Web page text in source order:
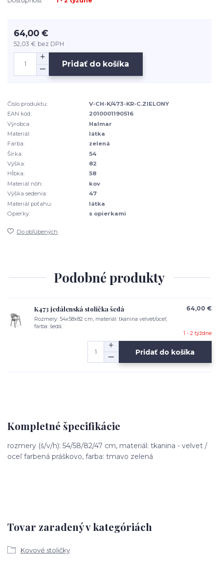
64,00 €
52,03 € bez DPH
Pridať do košíka
Číslo produktu:
V-CH-K/473-KR-C.ZIELONY
EAN kód:
2010001190516
Výrobca:
Halmar
Materiál:
látka
Farba:
zelená
Šírka:
54
Výška:
82
Hĺbka:
58
Materiál nôh:
kov
Výška sedenia:
47
Materiál poťahu:
látka
Opierky:
s opierkami
Do obľúbených
Podobné produkty
K473 jedálenská stolička šedá
Rozmery: 54x58x82 cm, materiál: tkanina velvet/oceľ,
farba: šedá.
64,00 €
1 - 2 týždne
Pridať do košíka
Kompletné špecifikácie
rozmery (š/v/h): 54/58/82/47 cm, materiál: tkanina - velvet /
oceľ farbená práškovo, farba: tmavo zelená
Tovar zaradený v kategóriách
Kovové stoličky